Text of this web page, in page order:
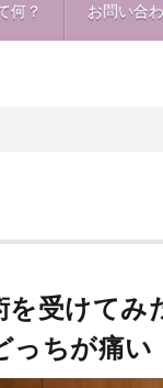
何？ お問い合
を受けて
っちが痛い